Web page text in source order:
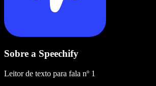
Sobre a Speechify
Leitor de texto para fala nº 1